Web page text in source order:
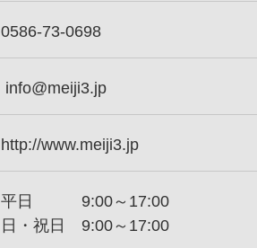
0586-73-0698
info@meiji3.jp
http://www.meiji3.jp
平日 9:00～17:00
日・祝日 9:00～17:00